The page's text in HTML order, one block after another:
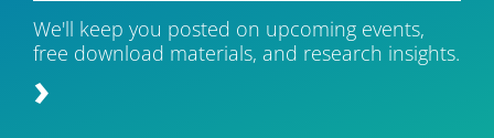
We'll keep you posted on upcoming events,
free download materials, and research insights.